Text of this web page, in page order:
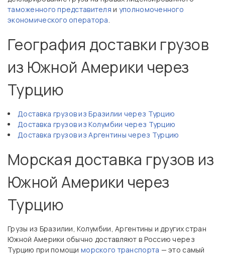
таможенного представителя и уполномоченного
экономического оператора.
География доставки грузов
из Южной Америки через
Турцию
Доставка грузов из Бразилии через Турцию
Доставка грузов из Колумбии через Турцию
Доставка грузов из Аргентины через Турцию
Морская доставка грузов из
Южной Америки через
Турцию
Грузы из Бразилии, Колумбии, Аргентины и других стран
Южной Америки обычно доставляют в Россию через
Турцию при помощиморского транспорта — это самый